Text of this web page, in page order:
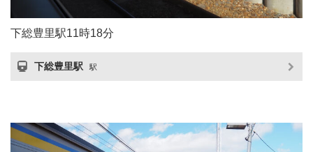
下総豊里駅11時18分
下総豊里駅 駅